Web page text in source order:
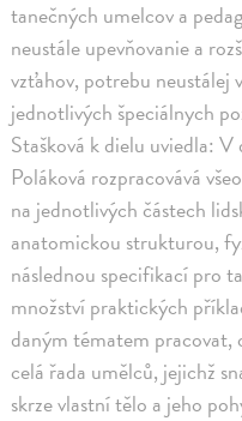
tanečných umelcov a
neustále upevňovanie a
vzťahov, potrebu
jednotlivých špeciálnych
Stašková k dielu uviedla:
Poláková rozpracovává
na jednotlivých částech
anatomickou strukturou,
následnou specifikací pro
množství praktických
daným tématem pracovat,
celá řada umělců, jejichž
skrze vlastní tělo a jeho